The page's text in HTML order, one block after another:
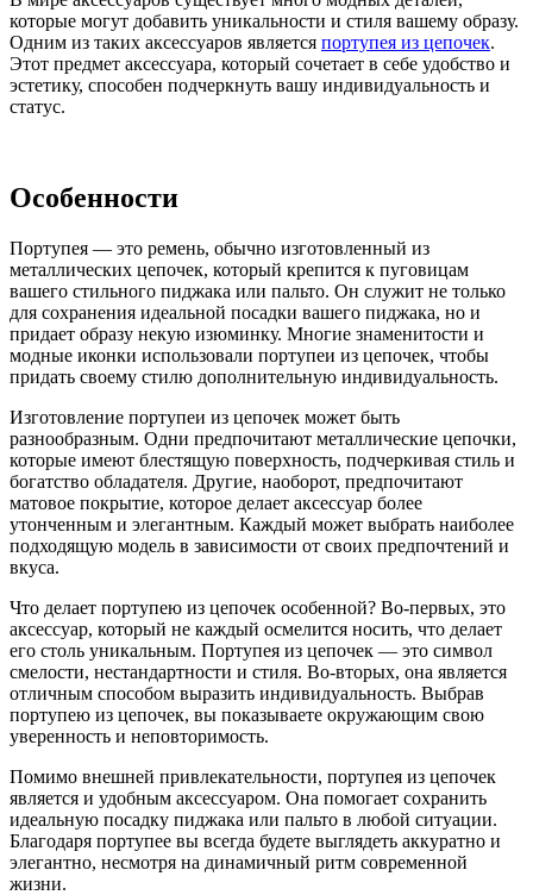
которые могут добавить уникальности и стиля вашему образу.
Одним из таких аксессуаров является портупея из цепочек.
Этот предмет аксессуара, который сочетает в себе удобство и
эстетику, способен подчеркнуть вашу индивидуальность и
статус.
Особенности
Портупея — это ремень, обычно изготовленный из
металлических цепочек, который крепится к пуговицам
вашего стильного пиджака или пальто. Он служит не только
для сохранения идеальной посадки вашего пиджака, но и
придает образу некую изюминку. Многие знаменитости и
модные иконки использовали портупеи из цепочек, чтобы
придать своему стилю дополнительную индивидуальность.
Изготовление портупеи из цепочек может быть
разнообразным. Одни предпочитают металлические цепочки,
которые имеют блестящую поверхность, подчеркивая стиль и
богатство обладателя. Другие, наоборот, предпочитают
матовое покрытие, которое делает аксессуар более
утонченным и элегантным. Каждый может выбрать наиболее
подходящую модель в зависимости от своих предпочтений и
вкуса.
Что делает портупею из цепочек особенной? Во-первых, это
аксессуар, который не каждый осмелится носить, что делает
его столь уникальным. Портупея из цепочек — это символ
смелости, нестандартности и стиля. Во-вторых, она является
отличным способом выразить индивидуальность. Выбрав
портупею из цепочек, вы показываете окружающим свою
уверенность и неповторимость.
Помимо внешней привлекательности, портупея из цепочек
является и удобным аксессуаром. Она помогает сохранить
идеальную посадку пиджака или пальто в любой ситуации.
Благодаря портупее вы всегда будете выглядеть аккуратно и
элегантно, несмотря на динамичный ритм современной
жизни.